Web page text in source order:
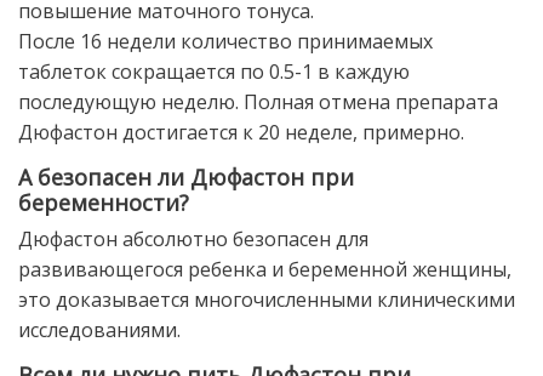
повышение маточного тонуса.
После 16 недели количество принимаемых
таблеток сокращается по 0.5-1 в каждую
последующую неделю. Полная отмена препарата
Дюфастон достигается к 20 неделе, примерно.
А безопасен ли Дюфастон при
беременности?
Дюфастон абсолютно безопасен для
развивающегося ребенка и беременной женщины,
это доказывается многочисленными клиническими
исследованиями.